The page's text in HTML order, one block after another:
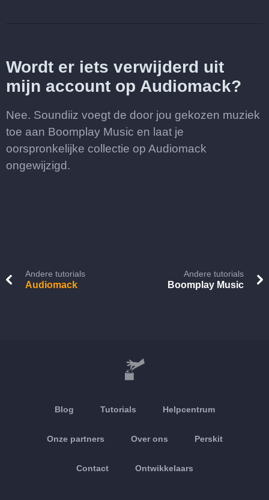
Wordt er iets verwijderd uit
mijn account op Audiomack?
Nee. Soundiiz voegt de door jou gekozen muziek
toe aan Boomplay Music en laat je
oorspronkelijke collectie op Audiomack
ongewijzigd.
Andere tutorials
Audiomack
Andere tutorials
Boomplay Music
Blog Tutorials Helpcentrum
Onze partners Over ons Perskit
Contact Ontwikkelaars